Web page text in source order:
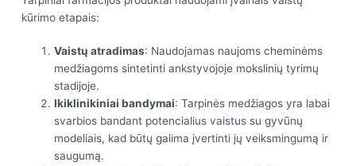
kūrimo etapais:
Vaistų atradimas: Naudojamas naujoms cheminėms
medžiagoms sintetinti ankstyvojoje mokslinių tyrimų
stadijoje.
Ikiklinikiniai bandymai: Tarpinės medžiagos yra labai
svarbios bandant potencialius vaistus su gyvūnų
modeliais, kad būtų galima įvertinti jų veiksmingumą ir
saugumą.